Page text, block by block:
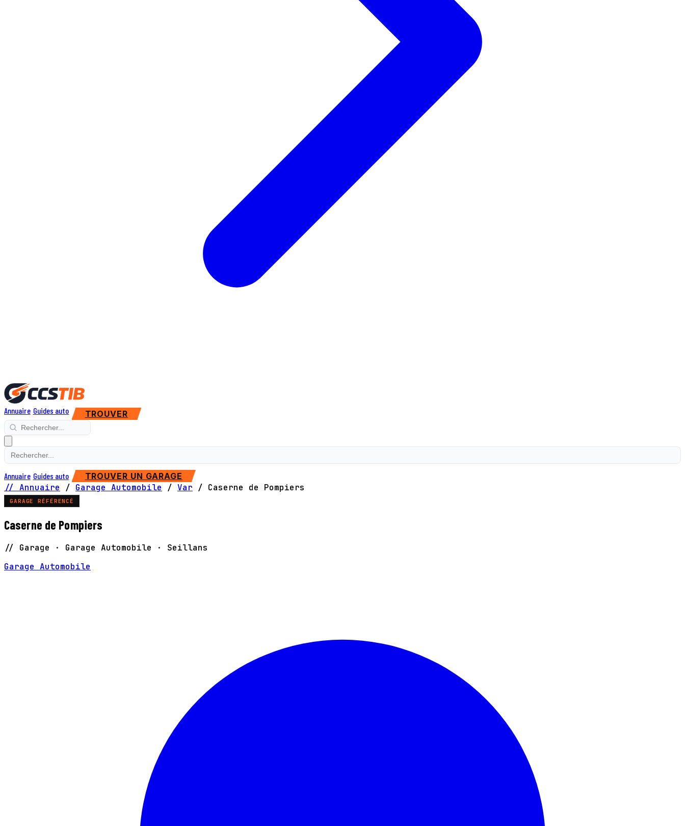
Annuaire Guides auto TROUVER
Annuaire Guides auto TROUVER UN GARAGE
// Annuaire / Garage Automobile / Var / Caserne de Pompiers
GARAGE RÉFÉRENCÉ
Caserne de Pompiers
// Garage · Garage Automobile · Seillans
Garage Automobile